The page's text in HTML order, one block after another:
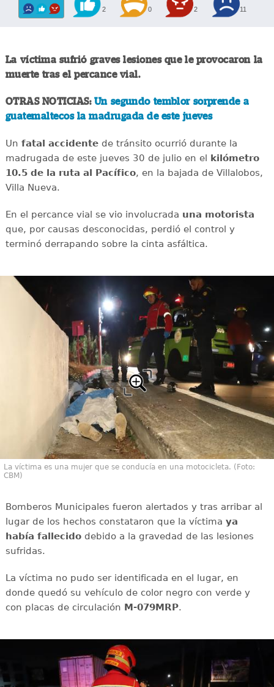
2 0 2 11
La víctima sufrió graves lesiones que le provocaron la
muerte tras el percance vial.
OTRAS NOTICIAS: Un segundo temblor sorprende a
guatemaltecos la madrugada de este jueves
Un fatal accidentede tránsito ocurrió durante la
madrugada de este jueves 30 de julio en el
kilómetro
10.5 de la ruta al Pacífico, en la bajada de Villalobos,
Villa Nueva.
En el percance vial se vio involucrada una motorista
que, por causas desconocidas, perdió el control y
terminó derrapando sobre la cinta asfáltica.
La víctima es una mujer que se conducía en una motocicleta. (Foto:
CBM)
Bomberos Municipales fueron alertados y tras arribar al
lugar de los hechos constataron que la víctima ya
había fallecidodebido a la gravedad de las lesiones
sufridas.
La víctima no pudo ser identificada en el lugar, en
donde quedó su vehículo de color negro con verde y
con placas de circulación M-079MRP.